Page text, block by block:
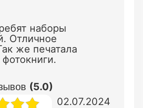
(5.0)
наборы
Отличное
же печатала
02.07.2024